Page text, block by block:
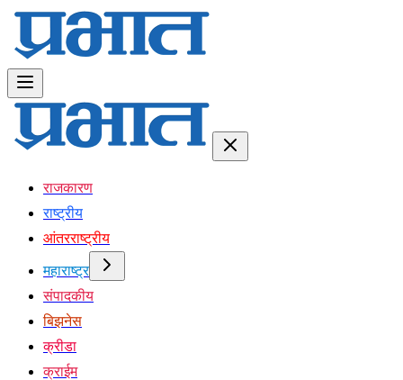
राजकारण
राष्ट्रीय
आंतरराष्ट्रीय
महाराष्ट्र
संपादकीय
बिझनेस
क्रीडा
क्राईम